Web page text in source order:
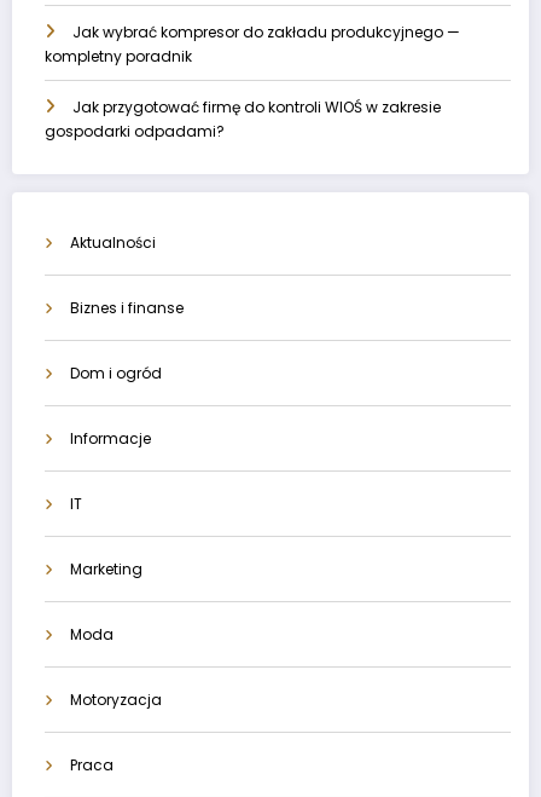
Jak wybrać kompresor do zakładu produkcyjnego —
kompletny poradnik
Jak przygotować firmę do kontroli WIOŚ w zakresie
gospodarki odpadami?
Aktualności
Biznes i finanse
Dom i ogród
Informacje
IT
Marketing
Moda
Motoryzacja
Praca